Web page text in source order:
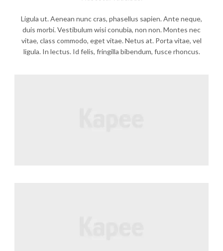
Ligula ut. Aenean nunc cras, phasellus sapien. Ante neque,
duis morbi. Vestibulum wisi conubia, non non. Montes nec
vitae, class commodo, eget vitae. Netus at. Porta vitae, vel
ligula. In lectus. Id felis, fringilla bibendum, fusce rhoncus.